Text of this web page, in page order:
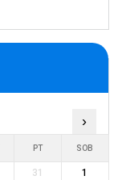
›
PT SOB
31
1